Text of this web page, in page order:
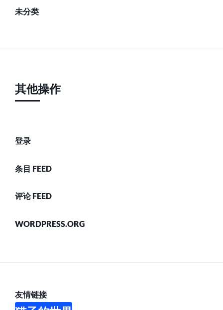
未分类
其他操作
登录
条目 FEED
评论 FEED
WORDPRESS.ORG
友情链接